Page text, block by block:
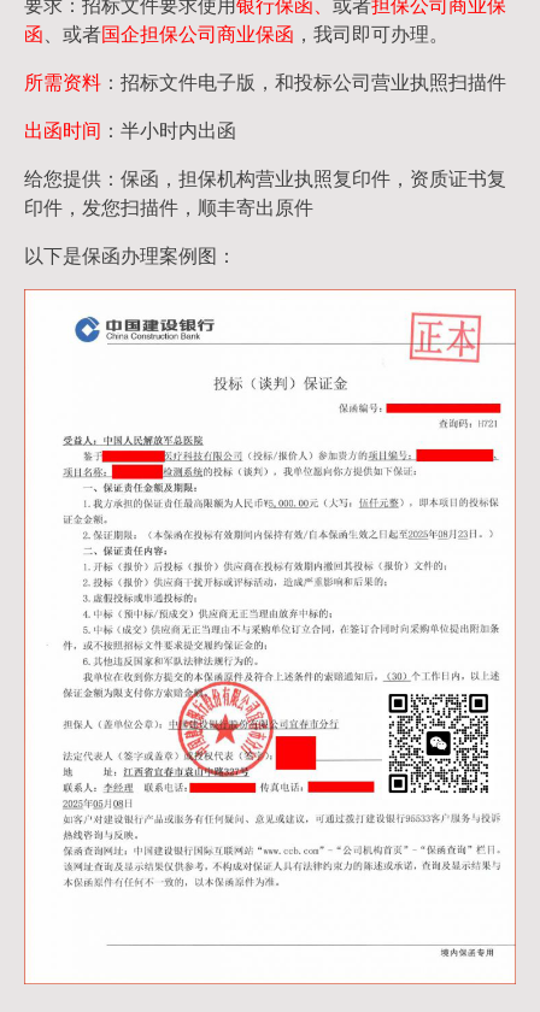
函 、或者国企担保公司商业保函 ，我司即可办理。
所需资料 ：招标文件电子版，和投标公司营业执照扫描件
出函时间 ：半小时内出函
给您提供：保函，担保机构营业执照复印件，资质证书复
印件，发您扫描件，顺丰寄出原件
以下是保函办理案例图：